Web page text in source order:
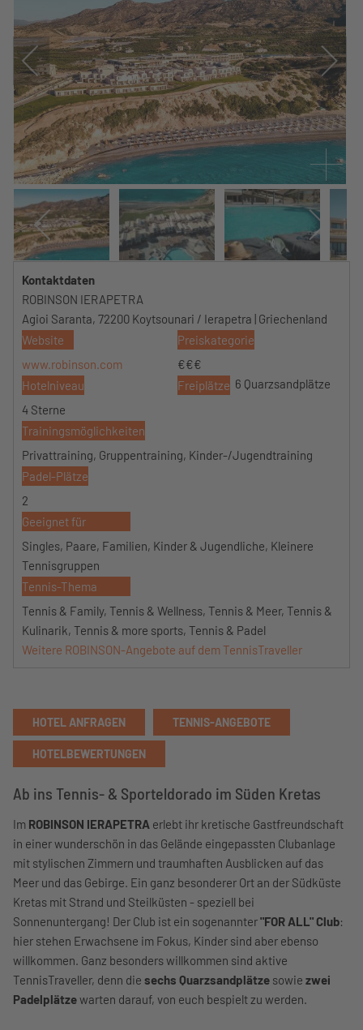
Kontaktdaten
ROBINSON IERAPETRA
Agioi Saranta, 72200 Koytsounari / Ierapetra | Griechenland
Website
www.robinson.com
Preiskategorie
€€€
Hotelniveau
4 Sterne
Freiplätze 6 Quarzsandplätze
Trainingsmöglichkeiten
Privattraining, Gruppentraining, Kinder-/Jugendtraining
Padel-Plätze
2
Geeignet für
Singles, Paare, Familien, Kinder & Jugendliche, Kleinere
Tennisgruppen
Tennis-Thema
Tennis & Family, Tennis & Wellness, Tennis & Meer, Tennis &
Kulinarik, Tennis & more sports, Tennis & Padel
Weitere ROBINSON-Angebote auf dem TennisTraveller
HOTEL ANFRAGEN TENNIS-ANGEBOTE
HOTELBEWERTUNGEN
Ab ins Tennis- & Sporteldorado im Süden Kretas
Im ROBINSON IERAPETRA erlebt ihr kretische Gastfreundschaft
in einer wunderschön in das Gelände eingepassten Clubanlage
mit stylischen Zimmern und traumhaften Ausblicken auf das
Meer und das Gebirge. Ein ganz besonderer Ort an der Südküste
Kretas mit Strand und Steilküsten - speziell bei
Sonnenuntergang! Der Club ist ein sogenannter"FOR ALL" Club:
hier stehen Erwachsene im Fokus, Kinder sind aber ebenso
willkommen. Ganz besonders willkommen sind aktive
TennisTraveller, denn die sechs Quarzsandplätze sowie zwei
Padelplätzewarten darauf, von euch bespielt zu werden.